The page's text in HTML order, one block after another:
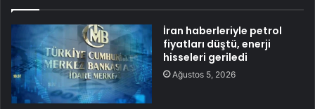
İran haberleriyle petrol
fiyatları düştü, enerji
hisseleri geriledi
Ağustos 5, 2026